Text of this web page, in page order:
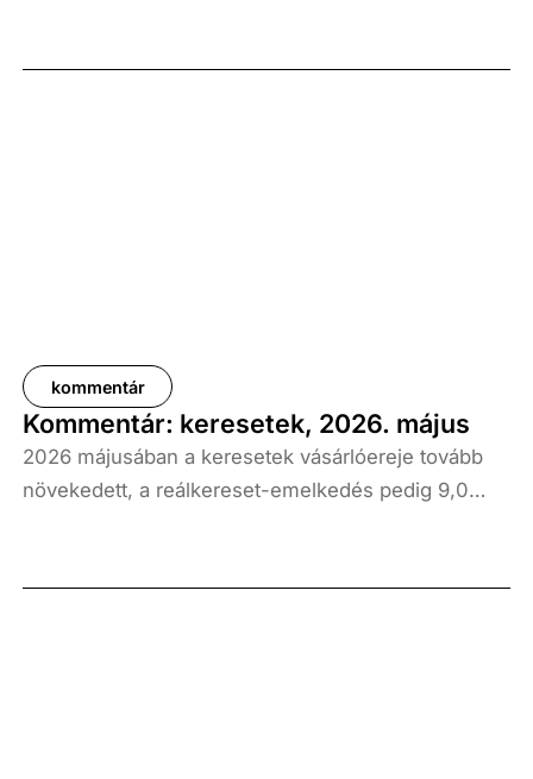
kommentár
Kommentár: keresetek, 2026. május
2026 májusában a keresetek vásárlóereje tovább
növekedett, a reálkereset-emelkedés pedig 9,0
százalékot, a nettóé 11,0 százalékot tett ki, emellett